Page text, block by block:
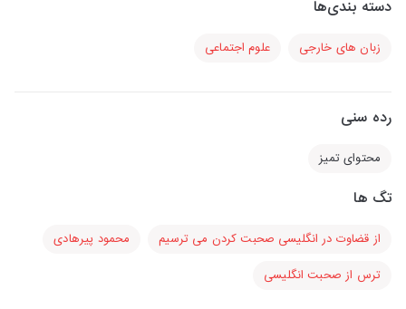
دسته بندی‌ها
زبان های خارجی علوم اجتماعی
رده سنی
محتوای تمیز
تگ ها
از قضاوت در انگلیسی صحبت کردن می ترسیم
محمود پیرهادی
ترس از صحبت انگلیسی